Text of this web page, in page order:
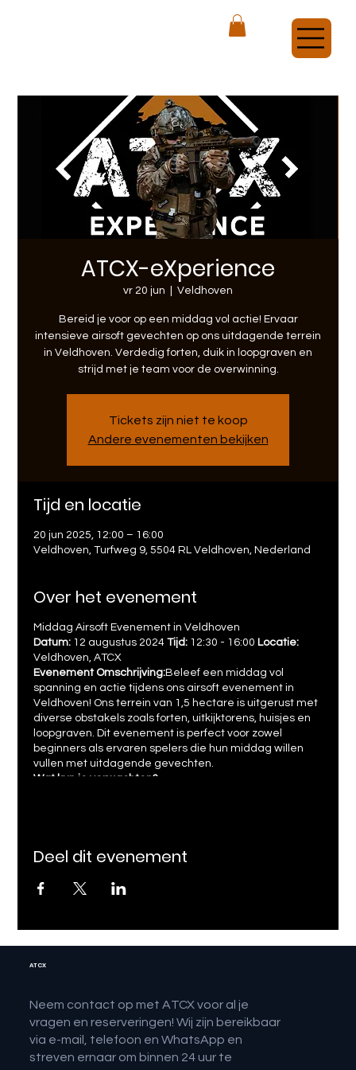
ATCX-eXperience
vr 20 jun Veldhoven
Bereid je voor op een middag vol actie! Ervaar
intensieve airsoft gevechten op ons uitdagende terrein
in Veldhoven. Verdedig forten, duik in loopgraven en
strijd met je team voor de overwinning.
Tickets zijn niet te koop
Andere evenementen bekijken
Tijd en locatie
20 jun 2025, 12:00 – 16:00
Veldhoven, Turfweg 9, 5504 RL Veldhoven, Nederland
Over het evenement
Middag Airsoft Evenement in Veldhoven
Datum: 12 augustus 2024Tijd: 12:30 - 16:00 Locatie:
Veldhoven, ATCX
Evenement Omschrijving:Beleef een middag vol
spanning en actie tijdens ons airsoft evenement in
Veldhoven! Ons terrein van 1,5 hectare is uitgerust met
diverse obstakels zoals forten, uitkijktorens, huisjes en
loopgraven. Dit evenement is perfect voor zowel
beginners als ervaren spelers die hun middag willen
vullen met uitdagende gevechten.
Wat kun je verwachten?
Uitdagende Obstakels:Verdedig forten, duik in
om je tegenstanders te slim af te zijn.
ervaring met uitgebreide veiligheidsbriefings.
Contactinformatie:
E-mail: info@atcxperience.nl
Telefoon: +31 6 12345678
Deel dit evenement
ATCX
Neem contact op met ATCX voor al je
vragen en reserveringen! Wij zijn bereikbaar
via e-mail, telefoon en WhatsApp en
streven ernaar om binnen 24 uur te